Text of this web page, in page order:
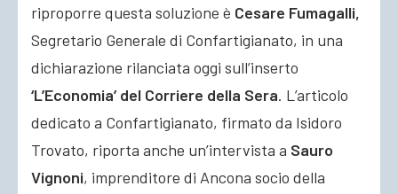
riproporre questa soluzione è Cesare Fumagalli,
Segretario Generale di Confartigianato, in una
dichiarazione rilanciata oggi sull’inserto
‘L’Economia’ del Corriere della Sera. L’articolo
dedicato a Confartigianato, firmato da Isidoro
Trovato, riporta anche un’intervista a Sauro
Vignoni, imprenditore di Ancona socio della